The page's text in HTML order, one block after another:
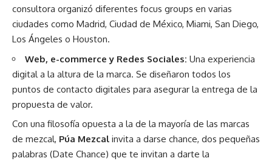
consultora organizó diferentes focus groups en varias
ciudades como Madrid, Ciudad de México, Miami, San Diego,
Los Ángeles o Houston.
Web, e-commerce y Redes Sociales: Una experiencia
digital a la altura de la marca. Se diseñaron todos los
puntos de contacto digitales para asegurar la entrega de la
propuesta de valor.
Con una filosofía opuesta a la de la mayoría de las marcas
de mezcal, Púa Mezcal invita a darse chance, dos pequeñas
palabras (Date Chance) que te invitan a darte la